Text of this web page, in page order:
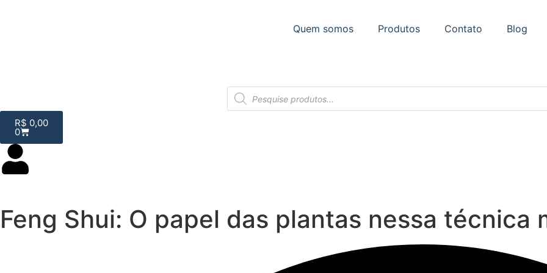
Quem somos Produtos Contato Blog
R$ 0,00
0
Feng Shui: O papel das plantas nessa técnica